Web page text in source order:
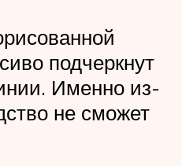
подчеркнут
Именно из-
не сможет